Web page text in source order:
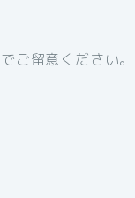
ご留意ください